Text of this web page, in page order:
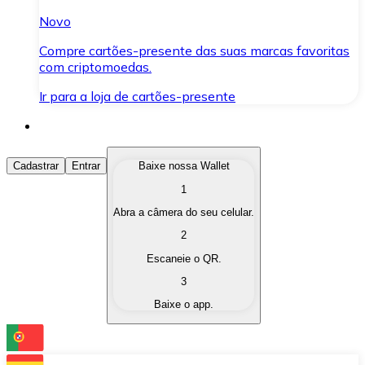
Novo
Compre cartões-presente das suas marcas favoritas
com criptomoedas.
Ir para a loja de cartões-presente
Comprar Criptomoedas
Compre as criptomoedas de seu interesse de forma
Converta suas criptomoedas em moeda fiduciária
Troque uma criptomoeda por outra
Cadastrar Entrar
Baixe nossa Wallet
1
Abra a câmera do seu celular.
2
Escaneie o QR.
3
Baixe o app.